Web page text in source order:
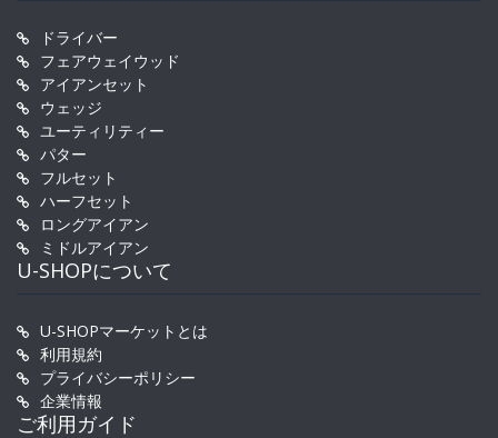
ドライバー
フェアウェイウッド
アイアンセット
ウェッジ
ユーティリティー
パター
フルセット
ハーフセット
ロングアイアン
ミドルアイアン
U-SHOPについて
U-SHOPマーケットとは
利用規約
プライバシーポリシー
企業情報
ご利用ガイド